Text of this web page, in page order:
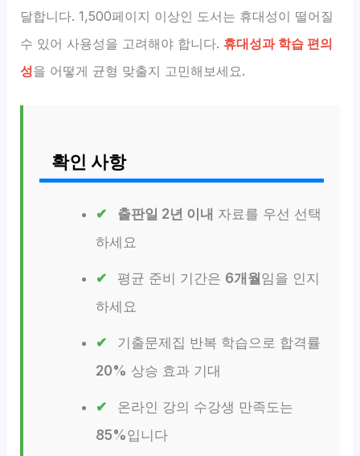
달합니다. 1,500페이지 이상인 도서는 휴대성이 떨어질
수 있어 사용성을 고려해야 합니다. 휴대성과 학습 편의
성을 어떻게 균형 맞출지 고민해보세요.
확인 사항
출판일 2년 이내 자료를 우선 선택
하세요
평균 준비 기간은 6개월임을 인지
하세요
기출문제집 반복 학습으로 합격률
20% 상승 효과 기대
온라인 강의 수강생 만족도는
85%입니다